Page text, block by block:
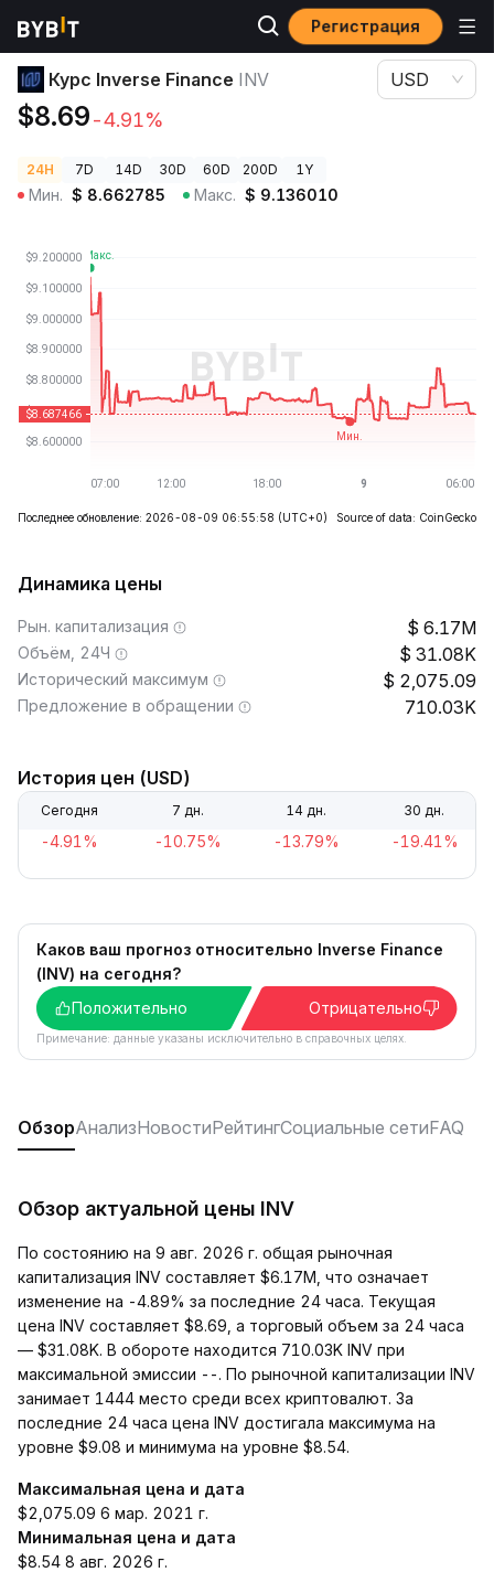
Регистрация
Цены криптовалют Курс Inverse Finance INV
Курс Inverse Finance INV
$8.69-4.91%
USD
24H 7D 14D 30D 60D 200D 1Y
Мин. $ 8.662785 Макс. $ 9.136010
Последнее обновление: 2026-08-09 06:55:58 (UTC+0) Source of data: CoinGecko
Динамика цены
Рын. капитализация 6.17M
Объём, 24Ч 31.08K
Исторический максимум 2,075.09
Предложение в обращении 710.03K
История цен (USD)
Сегодня 7 дн. 14 дн. 30 дн.
-4.91% -10.75% -13.79% -19.41%
Каков ваш прогноз относительно Inverse Finance
(INV) на сегодня?
Положительно
Отрицательно
Примечание: данные указаны исключительно в справочных целях.
ОбзорАнализНовостиРейтингСоциальные сетиFAQ
Обзор актуальной цены INV
По состоянию на 9 авг. 2026 г. общая рыночная
капитализация INV составляет $6.17M, что означает
изменение на -4.89% за последние 24 часа. Текущая
цена INV составляет $8.69, а торговый объем за 24 часа
— $31.08K. В обороте находится 710.03K INV при
максимальной эмиссии --. По рыночной капитализации INV
занимает 1444 место среди всех криптовалют. За
последние 24 часа цена INV достигала максимума на
уровне $9.08 и минимума на уровне $8.54.
Максимальная цена и дата
$2,075.09 6 мар. 2021 г.
Минимальная цена и дата
$8.54 8 авг. 2026 г.